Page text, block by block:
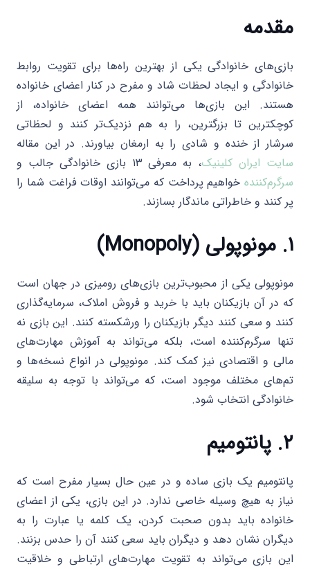
مقدمه
بازی‌های خانوادگی یکی از بهترین راه‌ها برای تقویت روابط
خانوادگی و ایجاد لحظات شاد و مفرح در کنار اعضای خانواده
هستند. این بازی‌ها می‌توانند همه اعضای خانواده، از
کوچکترین تا بزرگترین، را به هم نزدیک‌تر کنند و لحظاتی
سرشار از خنده و شادی را به ارمغان بیاورند. در این مقاله
سایت ایران کلینیک، به معرفی ۱۳ بازی خانوادگی جالب و
سرگرم‌کننده خواهیم پرداخت که می‌توانند اوقات فراغت شما را
پر کنند و خاطراتی ماندگار بسازند.
۱. مونوپولی (Monopoly)
مونوپولی یکی از محبوب‌ترین بازی‌های رومیزی در جهان است
که در آن بازیکنان باید با خرید و فروش املاک، سرمایه‌گذاری
کنند و سعی کنند دیگر بازیکنان را ورشکسته کنند. این بازی نه
تنها سرگرم‌کننده است، بلکه می‌تواند به آموزش مهارت‌های
مالی و اقتصادی نیز کمک کند. مونوپولی در انواع نسخه‌ها و
تم‌های مختلف موجود است، که می‌تواند با توجه به سلیقه
خانوادگی انتخاب شود.
۲. پانتومیم
پانتومیم یک بازی ساده و در عین حال بسیار مفرح است که
نیاز به هیچ وسیله خاصی ندارد. در این بازی، یکی از اعضای
خانواده باید بدون صحبت کردن، یک کلمه یا عبارت را به
دیگران نشان دهد و دیگران باید سعی کنند آن را حدس بزنند.
این بازی می‌تواند به تقویت مهارت‌های ارتباطی و خلاقیت